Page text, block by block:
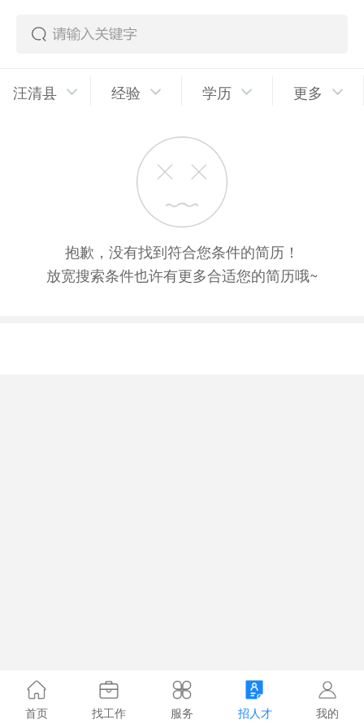
汪清县 经验 学历 更多
抱歉，没有找到符合您条件的简历！
放宽搜索条件也许有更多合适您的简历哦~
首页 找工作 服务 招人才 我的